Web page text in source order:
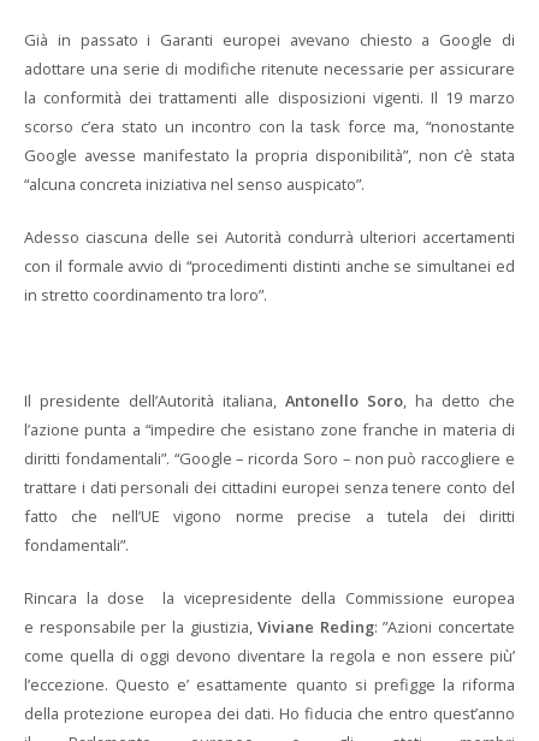
Già in passato i Garanti europei avevano chiesto a Google di
adottare una serie di modifiche ritenute necessarie per assicurare
la conformità dei trattamenti alle disposizioni vigenti. Il 19 marzo
scorso c’era stato un incontro con la task force ma, “nonostante
Google avesse manifestato la propria disponibilità”, non c’è stata
“alcuna concreta iniziativa nel senso auspicato”.
Adesso ciascuna delle sei Autorità condurrà ulteriori accertamenti
con il formale avvio di “procedimenti distinti anche se simultanei ed
in stretto coordinamento tra loro”.
Il presidente dell’Autorità italiana, Antonello Soro, ha detto che
l’azione punta a “impedire che esistano zone franche in materia di
diritti fondamentali”. “Google – ricorda Soro – non può raccogliere e
trattare i dati personali dei cittadini europei senza tenere conto del
fatto che nell’UE vigono norme precise a tutela dei diritti
fondamentali”.
Rincara la dose la vicepresidente della Commissione europea
e responsabile per la giustizia,Viviane Reding: ”Azioni concertate
come quella di oggi devono diventare la regola e non essere più’
l’eccezione. Questo e’ esattamente quanto si prefigge la riforma
della protezione europea dei dati. Ho fiducia che entro quest’anno